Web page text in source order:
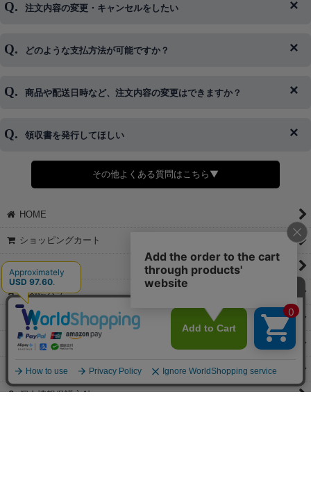
◆下記ページより、ログインIDの変更が可能です。
注文内容の変更・キャンセルをしたい
◆即日発送を行なっている関係上、午後以降のご連絡やキャンセル
※発送後、発送準備が完了しお手続きが間に合わない場合は変更、
どのような支払方法が可能ですか？
◆代金引換・クレジットカード・携帯キャリア決済・おねだり決
＞詳細は画像をタップ＜
商品や配送日時など、注文内容の変更はできますか？
◆商品発送前の変更は承っております。
さい。
領収書を発行してほしい
◆領収書はご希望頂いた場合のみ発行しております。
【これからご注文する場合】
STEP2「お届け先・お支払い」ページにて備考欄に下記の記載をお
願いします。
②宛名（空欄は上様は不可）
③但し書き（空欄やお品代は不可）
【すでにご注文が完了している場合】
①お電話・メール・LINEにて領収書希望の連絡をお願い致します
②後日、郵送にて領収書を送らせて頂きます。
①マイページから購入履歴→購入内容→領収書発行を選択。
②後日、郵送にて領収書を送らせて頂きます。
その他よくある質問はこちら▼
HOME
ショッピングカート
お気に入り
特定商取引法表示
ご利用案内
お問い合せ
個人情報保護方針